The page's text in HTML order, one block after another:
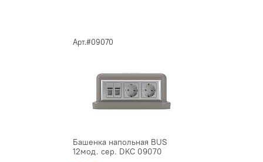
Арт.#09070
Башенка напольная BUS
12мод. сер. DKC 09070